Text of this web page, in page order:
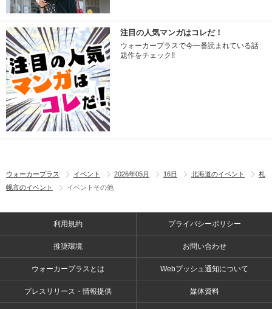
注目の人気マンガはコレだ！
ウォーカープラスで今一番読まれている話
題作をチェック!!
ウォーカープラス イベント 2026年05月 16日 北海道のイベント
札
幌市のイベント
イベントその他
利用規約 プライバシーポリシー
推奨環境 お問い合わせ
ウォーカープラスとは Webプッシュ通知について
プレスリリース・情報提供 媒体資料